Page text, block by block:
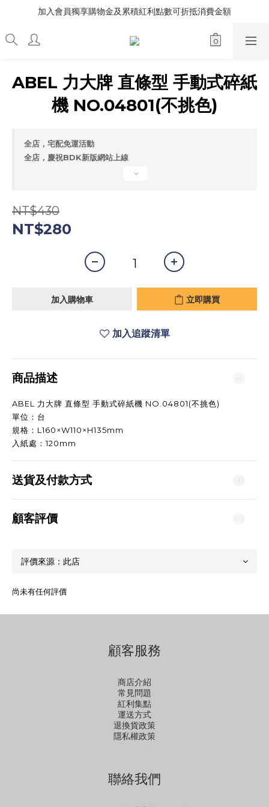
加入會員獨享購物金及累積紅利點數可折抵消費金額
ABEL 力大牌 直條型 手動式碎紙
機 NO.04801(不挑色)
全店，宅配免運活動
全店，慶祝BDK新版網站上線
NT$430
NT$280
加入購物車 立即購買
加入追蹤清單
商品描述
ABEL 力大牌 直條型 手動式碎紙機 NO.04801(不挑色)
單位：台
規格：L160×W110×H135mm
入紙處：120mm
送貨及付款方式
顧客評價
尚未有任何評價
顧客服務
商店介紹
常見問題
紅利集點
運送方式
退換貨政策
隱私權政策
聯絡我們